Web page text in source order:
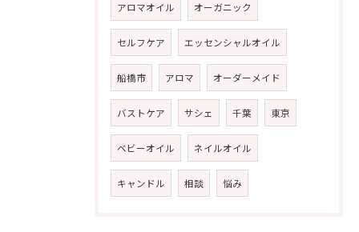
アロマオイル オーガニック
セルフケア エッセンシャルオイル
船橋市 アロマ オーダーメイド
バストケア サシェ 千葉 東京
ベビーオイル ネイルオイル
キャンドル 相談 悩み